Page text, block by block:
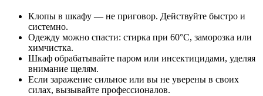
Клопы в шкафу — не приговор. Действуйте быстро и
системно.
Одежду можно спасти: стирка при 60°C, заморозка или
химчистка.
Шкаф обрабатывайте паром или инсектицидами, уделяя
внимание щелям.
Если заражение сильное или вы не уверены в своих
силах, вызывайте профессионалов.